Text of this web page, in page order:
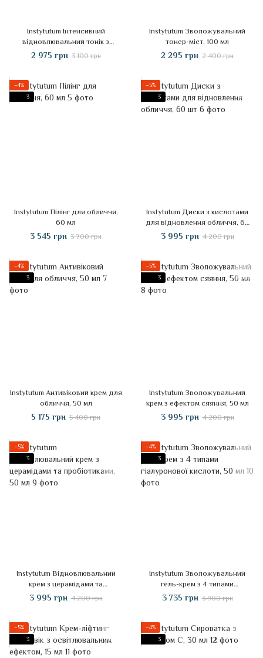
Instytutum Інтенсивний
відновлювальний тонік з
ретинолом, 150 мл
2 975 грн 3 100 грн
Instytutum Зволожувальний
тонер-міст, 100 мл
2 295 грн 2 400 грн
−4%
3
Instytutum Пілінг для обличчя,
60 мл
3 545 грн 3 700 грн
−5%
3
Instytutum Диски з кислотами
для відновлення обличчя, 60
3 995 грн 4 200 грн
−4%
3
Instytutum Антивіковий крем для
обличчя, 50 мл
5 175 грн 5 400 грн
−5%
3
Instytutum Зволожувальний
крем з ефектом сяяння, 50 мл
3 995 грн 4 200 грн
−5%
3
Instytutum Відновлювальний
крем з церамідами та
пробіотиками, 50 мл
3 995 грн 4 200 грн
−4%
3
Instytutum Зволожувальний
гель-крем з 4 типами
гіалуронової кислоти, 50 мл
3 735 грн 3 900 грн
−5%
3
−4%
3